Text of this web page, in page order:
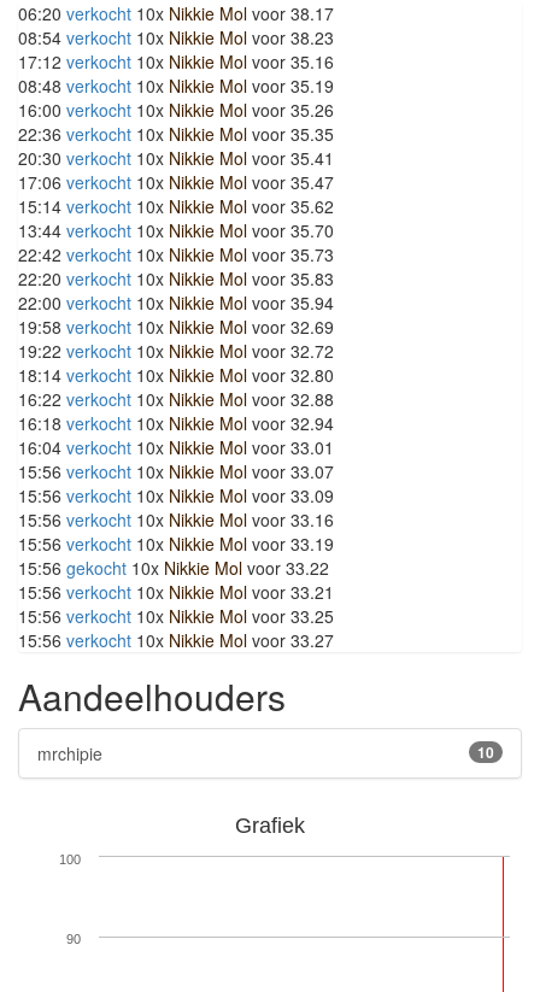
06:20 verkocht 10x Nikkie Mol voor 38.17
08:54 verkocht 10x Nikkie Mol voor 38.23
17:12 verkocht 10x Nikkie Mol voor 35.16
08:48 verkocht 10x Nikkie Mol voor 35.19
16:00 verkocht 10x Nikkie Mol voor 35.26
22:36 verkocht 10x Nikkie Mol voor 35.35
20:30 verkocht 10x Nikkie Mol voor 35.41
17:06 verkocht 10x Nikkie Mol voor 35.47
15:14 verkocht 10x Nikkie Mol voor 35.62
13:44 verkocht 10x Nikkie Mol voor 35.70
22:42 verkocht 10x Nikkie Mol voor 35.73
22:20 verkocht 10x Nikkie Mol voor 35.83
22:00 verkocht 10x Nikkie Mol voor 35.94
19:58 verkocht 10x Nikkie Mol voor 32.69
19:22 verkocht 10x Nikkie Mol voor 32.72
18:14 verkocht 10x Nikkie Mol voor 32.80
16:22 verkocht 10x Nikkie Mol voor 32.88
16:18 verkocht 10x Nikkie Mol voor 32.94
16:04 verkocht 10x Nikkie Mol voor 33.01
15:56 verkocht 10x Nikkie Mol voor 33.07
15:56 verkocht 10x Nikkie Mol voor 33.09
15:56 verkocht 10x Nikkie Mol voor 33.16
15:56 verkocht 10x Nikkie Mol voor 33.19
15:56 gekocht 10x Nikkie Mol voor 33.22
15:56 verkocht 10x Nikkie Mol voor 33.21
15:56 verkocht 10x Nikkie Mol voor 33.25
15:56 verkocht 10x Nikkie Mol voor 33.27
Aandeelhouders
10
mrchipie
Grafiek
90
100